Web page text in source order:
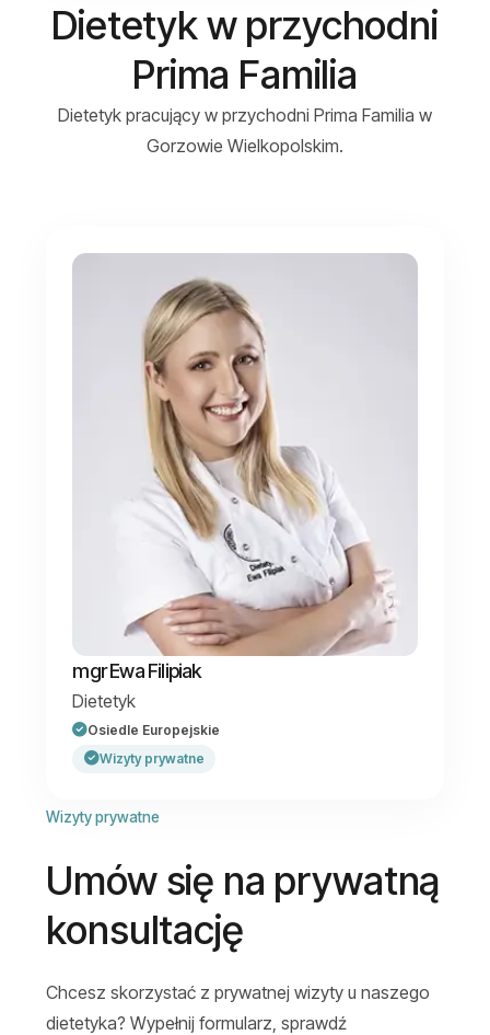
Dietetyk w przychodni
Prima Familia
Dietetyk pracujący w przychodni Prima Familia w
Gorzowie Wielkopolskim.
mgr Ewa Filipiak
Dietetyk
Osiedle Europejskie
Wizyty prywatne
Wizyty prywatne
Umów się na prywatną
konsultację
Chcesz skorzystać z prywatnej wizyty u naszego
dietetyka? Wypełnij formularz, sprawdź